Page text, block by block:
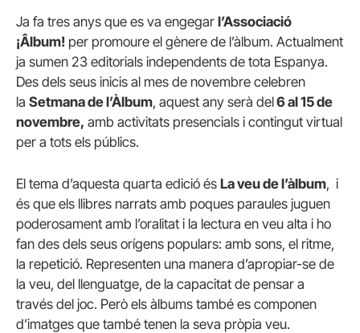
Ja fa tres anys que es va engegar l’Associació
¡Âlbum! per promoure el gènere de l’àlbum. Actualment
ja sumen 23 editorials independents de tota Espanya.
Des dels seus inicis al mes de novembre celebren
la Setmana de l’Àlbum, aquest any serà del6 al 15 de
novembre, amb activitats presencials i contingut virtual
per a tots els públics.
El tema d’aquesta quarta edició és La veu de l’àlbum, i
és que els llibres narrats amb poques paraules juguen
poderosament amb l’oralitat i la lectura en veu alta i ho
fan des dels seus orígens populars: amb sons, el ritme,
la repetició. Representen una manera d’apropiar-se de
la veu, del llenguatge, de la capacitat de pensar a
través del joc. Però els àlbums també es componen
d’imatges que també tenen la seva pròpia veu.